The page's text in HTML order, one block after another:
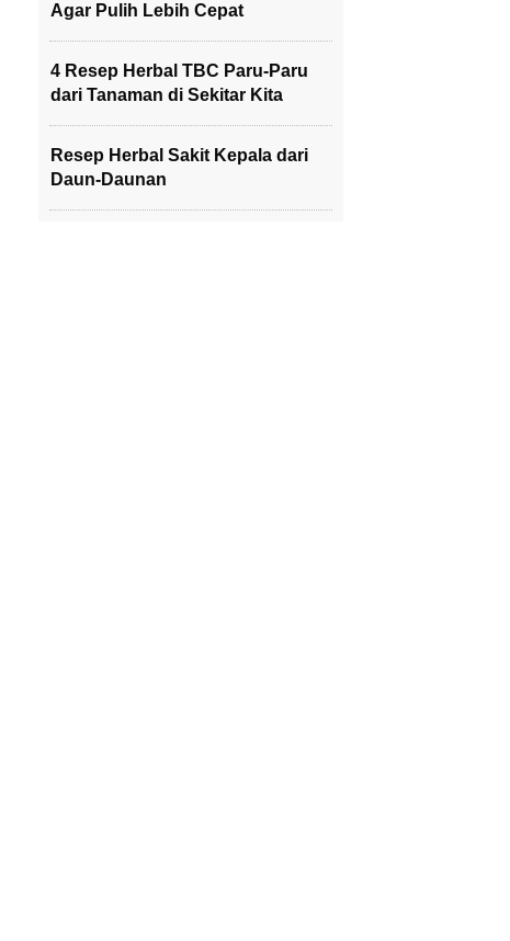
Agar Pulih Lebih Cepat
4 Resep Herbal TBC Paru-Paru
dari Tanaman di Sekitar Kita
Resep Herbal Sakit Kepala dari
Daun-Daunan